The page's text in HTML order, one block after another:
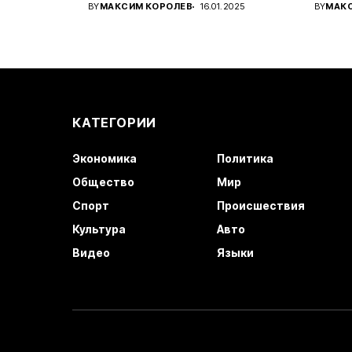
BYМАКСИМ КОРОЛЕВ 16.01.2025 BY
КАТЕГОРИИ
Экономика
Политика
Общество
Мир
Спорт
Происшествия
Культура
Авто
Видео
Языки